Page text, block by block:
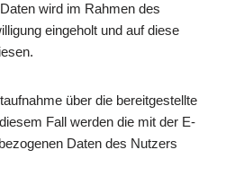
wird im Rahmen des
eingeholt und auf diese
über die bereitgestellte
Fall werden die mit der E-
Daten des Nutzers